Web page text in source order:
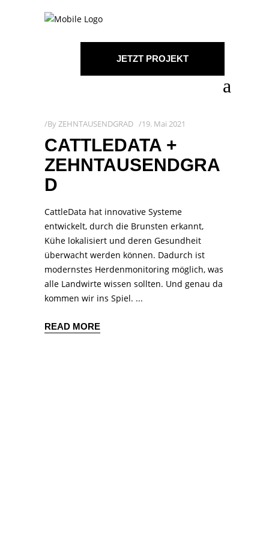
JETZT PROJEKT
ByZEHNTAUSENDGRAD 19. Mai 2021
CATTLEDATA +
ZEHNTAUSENDGRA
D
CattleData hat innovative Systeme
entwickelt, durch die Brunsten erkannt,
Kühe lokalisiert und deren Gesundheit
überwacht werden können. Dadurch ist
modernstes Herdenmonitoring möglich, was
alle Landwirte wissen sollten. Und genau da
kommen wir ins Spiel.
READ MORE